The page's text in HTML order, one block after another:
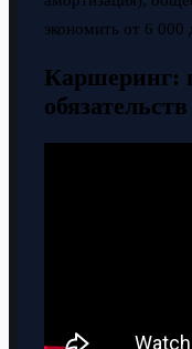
экономить от 6 000
Каршеринг:
обязательств